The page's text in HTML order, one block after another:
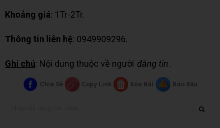
Khoảng giá: 1Tr-2Tr.
Thông tin liên hệ: 0949909296.
Ghi chú: Nội dung thuộc về người đăng tin.
Chia Sẻ Copy Link Xóa Bài Báo Xấu